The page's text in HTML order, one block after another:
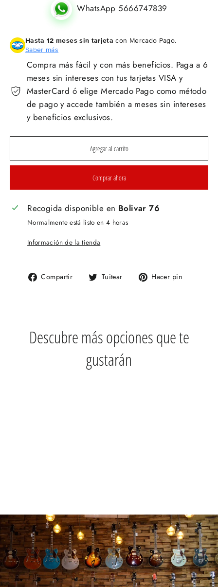
WhatsApp 5666747839
Hasta 12 meses sin tarjeta con Mercado Pago.
Saber más
Compra más fácil y con más beneficios. Paga a 6
meses sin intereses con tus tarjetas VISA y
MasterCard ó elige Mercado Pago como método
de pago y accede también a meses sin intereses
y beneficios exclusivos.
Agregar al carrito
Comprar ahora
Recogida disponible en Bolivar 76
Normalmente está listo en 4 horas
Información de la tienda
Compartir
Compartir
Tuitear
TuitearHacer pin
Descubre más opciones que te
gustarán